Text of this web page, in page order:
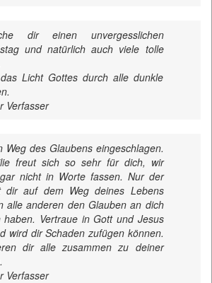
dir einen unvergesslichen
und natürlich auch viele tolle
Licht Gottes durch alle dunkle
Verfasser
Weg des Glaubens eingeschlagen.
freut sich so sehr für dich, wir
nicht in Worte fassen. Nur der
dir auf dem Weg deines Lebens
alle anderen den Glauben an dich
haben. Vertraue in Gott und Jesus
wird dir Schaden zufügen können.
dir alle zusammen zu deiner
Verfasser